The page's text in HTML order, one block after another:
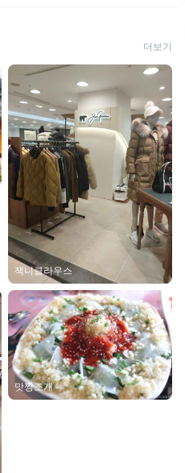
더보기
잭니클라우스
맛짱조개